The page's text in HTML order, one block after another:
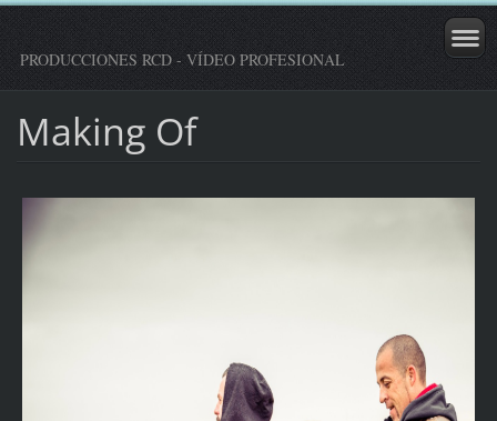
PRODUCCIONES RCD - VÍDEO PROFESIONAL
Making Of